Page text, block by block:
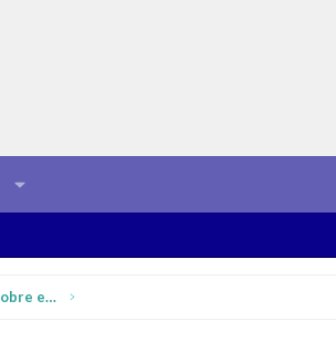
Instrucciones, dudas y comentarios sobre esta web